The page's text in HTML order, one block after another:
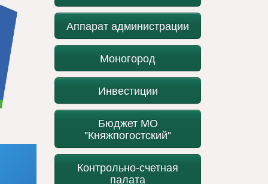
Аппарат администрации
Моногород
Инвестиции
Бюджет МО
"Княжпогостский"
Контрольно-счетная
палата